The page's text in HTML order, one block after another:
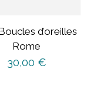
d’oreilles
Rome
30,00 €